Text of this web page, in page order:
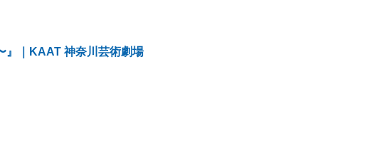
』｜KAAT 神奈川芸術劇場